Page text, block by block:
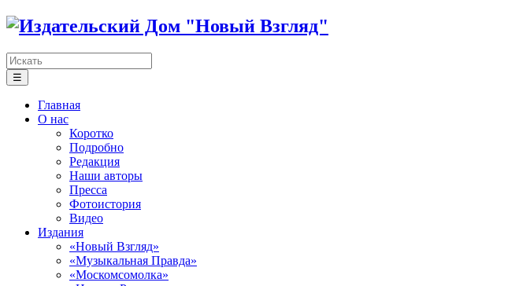
☰
Главная
О нас
Коротко
Подробно
Редакция
Наши авторы
Пресса
Фотоистория
Видео
Издания
«Новый Взгляд»
«Музыкальная Правда»
«Москомсомолка»